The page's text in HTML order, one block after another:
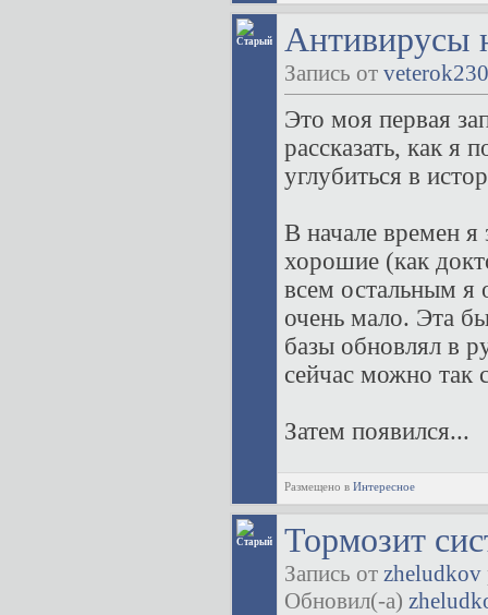
Антивирусы
Запись от
Это моя первая
рассказать, как я
углубиться в
В начале времен я
хорошие (как
всем остальным я
очень мало. Эта
базы обновлял в
сейчас можно так
Затем появился...
Размещено в Интересное
Тормозит
Запись от zheludkov
Обновил(-а)